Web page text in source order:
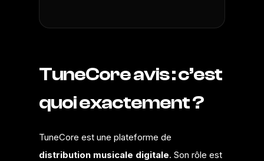
TuneCore avis : c’est
quoi exactement ?
TuneCore est une plateforme de
distribution musicale digitale. Son rôle est